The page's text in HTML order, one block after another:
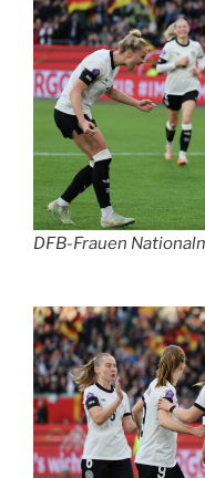
DFB-Frauen